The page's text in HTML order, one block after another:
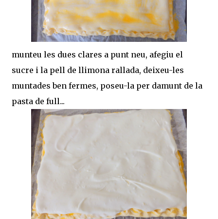
munteu les dues clares a punt neu, afegiu el
sucre i la pell de llimona rallada, deixeu-les
muntades ben fermes, poseu-la per damunt de la
pasta de full...